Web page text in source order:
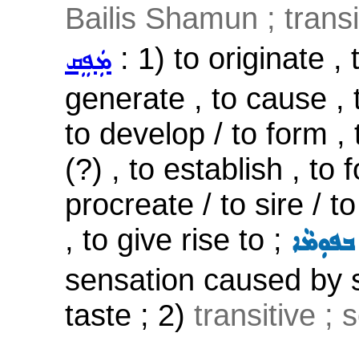
Bailis Shamun ;
ܡܲܦܸܩ : 1) to originate ,
generate , to cause ,
to develop / to form ,
(?) , to establish , to
procreate / to sire /
, to give rise to ;
sensation caused by
taste ; 2) transitive ;